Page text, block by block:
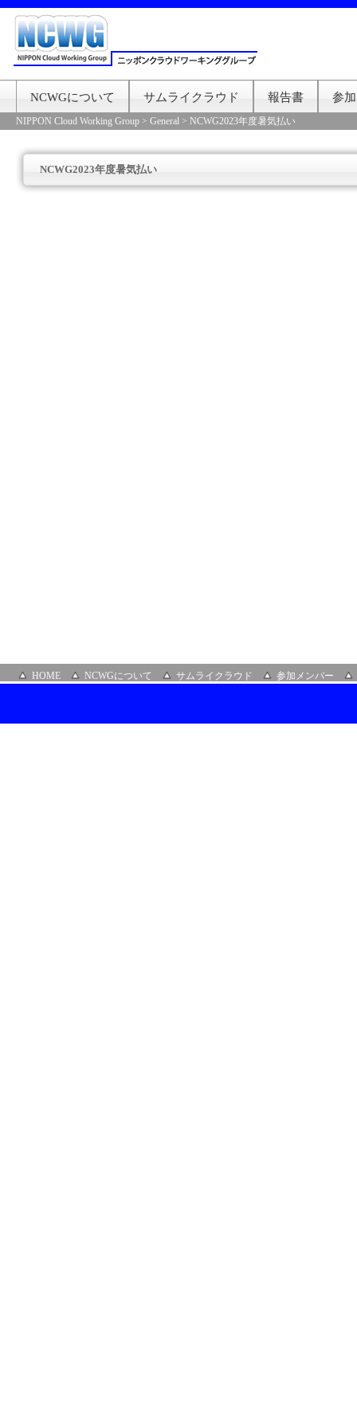
NCWGについて サムライクラウド 報告書 参
NIPPON Cloud Working Group > General > NCWG2023年度暑気払い
NCWG2023年度暑気払い
HOME NCWGについて サムライクラウド 参加メンバー